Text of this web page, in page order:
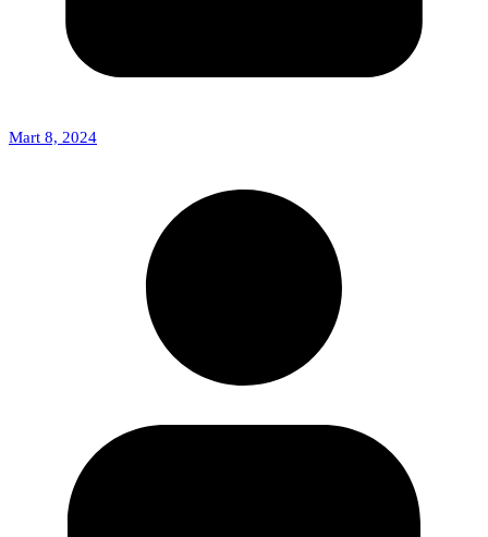
Mart 8, 2024